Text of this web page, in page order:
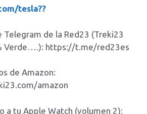
tesla??
Telegram de la Red23 (Treki23
Verde….): https://t.me/red23es
de Amazon:
amazon
a tu Apple Watch (volumen 2):